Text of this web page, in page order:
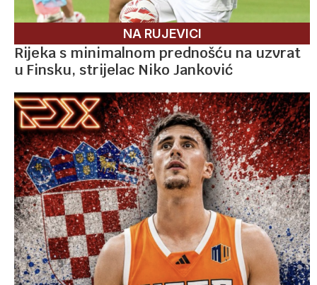
NA RUJEVICI
Rijeka s minimalnom prednošću na uzvrat
u Finsku, strijelac Niko Janković